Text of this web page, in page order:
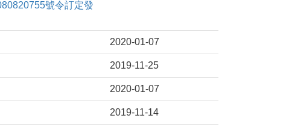
號令訂定發
2020-01-07
2019-11-25
2020-01-07
2019-11-14